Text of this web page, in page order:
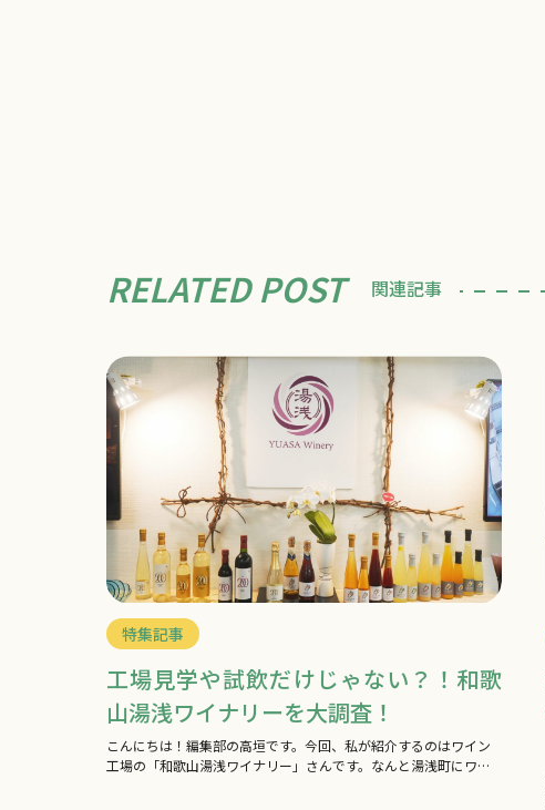
RELATED POST 関連記事
特集記事
工場見学や試飲だけじゃない？！和歌
山湯浅ワイナリーを大調査！
こんにちは！編集部の高垣です。今回、私が紹介するのはワイン
工場の「和歌山湯浅ワイナリー」さんです。なんと湯浅町にワイ